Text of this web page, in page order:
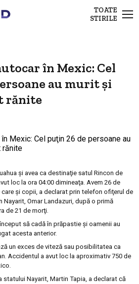
TOATE
STIRILE
în Mexic: Cel
au murit şi
rănite
şi avea ca destinaţie satul Rincon de
loc la ora 04:00 dimineaţa. Avem 26 de
şi copii, a declarat prin telefon ofiţerul de
Omar Landazuri, după o primă
de 21 de morţi.
să cadă în prăpastie şi oamenii au
acesta anterior.
un exces de viteză sau posibilitatea ca
Accidentul a avut loc la aproximativ 750 de
Nayarit, Martin Tapia, a declarat că